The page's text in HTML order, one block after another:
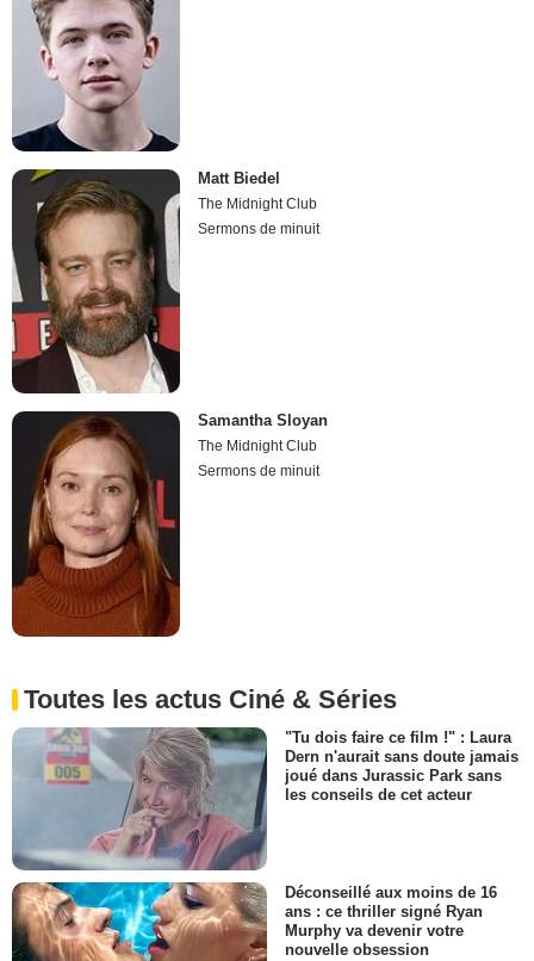
Matt Biedel
The Midnight Club
Sermons de minuit
Samantha Sloyan
The Midnight Club
Sermons de minuit
Toutes les actus Ciné & Séries
"Tu dois faire ce film !" : Laura
Dern n'aurait sans doute jamais
joué dans Jurassic Park sans
les conseils de cet acteur
Déconseillé aux moins de 16
ans : ce thriller signé Ryan
Murphy va devenir votre
nouvelle obsession